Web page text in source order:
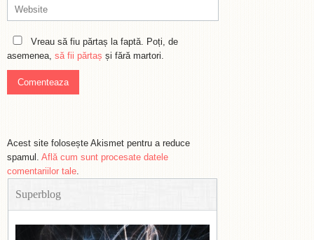
Vreau să fiu părtaș la faptă. Poți, de
asemenea, să fii părtaș și fără martori.
Acest site folosește Akismet pentru a reduce
spamul. Află cum sunt procesate datele
comentariilor tale
Superblog